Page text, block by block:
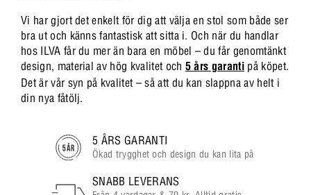
Vi har gjort det enkelt för dig att välja en stol som både ser
bra ut och känns fantastisk att sitta i. Och när du handlar
hos ILVA får du mer än bara en möbel – du får genomtänkt
design, material av hög kvalitet och 5 års garanti på köpet.
Det är vår syn på kvalitet – så att du kan slappna av helt i
din nya fåtölj.
5 ÅRS GARANTI
Ökad trygghet och design du kan lita på
SNABB LEVERANS